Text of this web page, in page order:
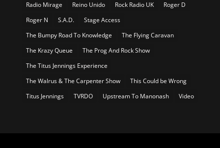
Radio Mirage
Reino Unido Rock Radio UK
Roger D
Roger N
S.A.D.
Stage Access
The Bumpy Road To Knowledge
The Flying Caravan
The Krazy Queue
The Prog And Rock Show
The Titus Jennings Experience
The Walrus & The Carpenter Show
This Could be Wrong
Titus Jennings
TVRDO Upstream To Manonash Video